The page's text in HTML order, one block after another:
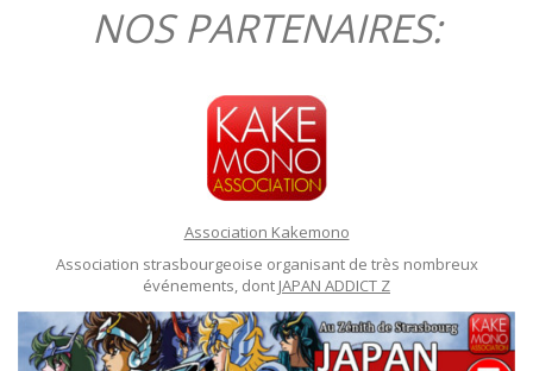
NOS PARTENAIRES:
Association Kakemono
Association strasbourgeoise organisant de très nombreux
événements, dont JAPAN ADDICT Z